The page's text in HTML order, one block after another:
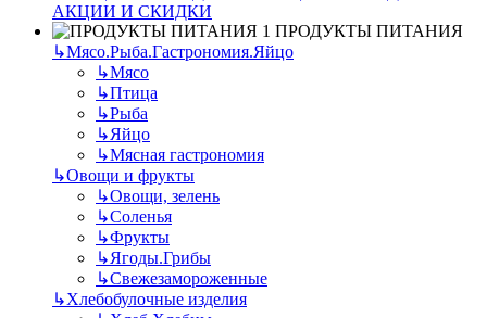
АКЦИИ И СКИДКИ
ПРОДУКТЫ ПИТАНИЯ
↳Мясо.Рыба.Гастрономия.Яйцо
↳Мясо
↳Птица
↳Рыба
↳Яйцо
↳Мясная гастрономия
↳Овощи и фрукты
↳Овощи, зелень
↳Соленья
↳Фрукты
↳Ягоды.Грибы
↳Свежезамороженные
↳Хлебобулочные изделия